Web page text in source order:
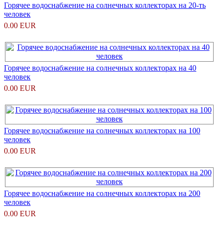
Горячее водоснабжение на солнечных коллекторах на 20-ть
человек
0.00 EUR
Горячее водоснабжение на солнечных коллекторах на 40
человек
0.00 EUR
Горячее водоснабжение на солнечных коллекторах на 100
человек
0.00 EUR
Горячее водоснабжение на солнечных коллекторах на 200
человек
0.00 EUR